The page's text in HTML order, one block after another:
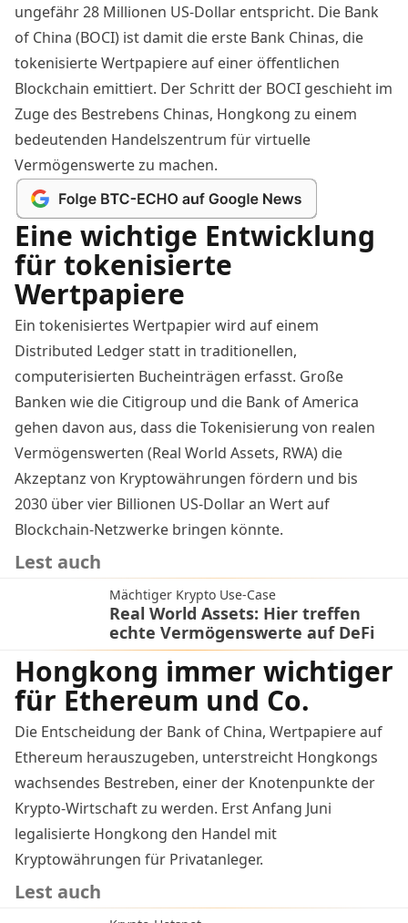
ungefähr 28 Millionen US-Dollar entspricht. Die Bank
of China (BOCI) ist damit die erste Bank Chinas, die
tokenisierte Wertpapiere auf einer öffentlichen
Blockchain emittiert. Der Schritt der BOCI geschieht im
Zuge des Bestrebens Chinas, Hongkong zu einem
bedeutenden Handelszentrum für virtuelle
Vermögenswerte zu machen.
Eine wichtige Entwicklung
für tokenisierte
Wertpapiere
Ein tokenisiertes Wertpapier wird auf einem
Distributed Ledger statt in traditionellen,
computerisierten Bucheinträgen erfasst. Große
Banken wie die Citigroup und die Bank of America
gehen davon aus, dass die Tokenisierung von realen
Vermögenswerten (Real World Assets, RWA) die
Akzeptanz von Kryptowährungen fördern und bis
2030 über vier Billionen US-Dollar an Wert auf
Blockchain-Netzwerke bringen könnte​.
Lest auch
Mächtiger Krypto Use-Case
Real World Assets: Hier treffen
echte Vermögenswerte auf DeFi
Hongkong immer wichtiger
für Ethereum und Co.
Die Entscheidung der Bank of China, Wertpapiere auf
Ethereum herauszugeben, unterstreicht Hongkongs
wachsendes Bestreben, einer der Knotenpunkte der
Krypto-Wirtschaft zu werden. Erst Anfang Juni
legalisierte Hongkong den Handel mit
Kryptowährungen für Privatanleger.
Lest auch